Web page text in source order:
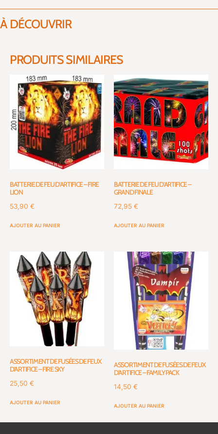
À DÉCOUVRIR
PRODUITS SIMILAIRES
BATTERIE DE FEU D’ARTIFICE – FIRE
LION
53,90 €
AJOUTER AU PANIER
BATTERIE DE FEU D’ARTIFICE –
GRAND FINALE
72,95 €
AJOUTER AU PANIER
ASSORTIMENT DE FUSÉES DE FEUX
D’ARTIFICE – FIRE SKY
25,50 €
AJOUTER AU PANIER
ASSORTIMENT DE FUSÉES DE FEUX
D’ARTIFICE – FAMILY PACK
14,50 €
AJOUTER AU PANIER